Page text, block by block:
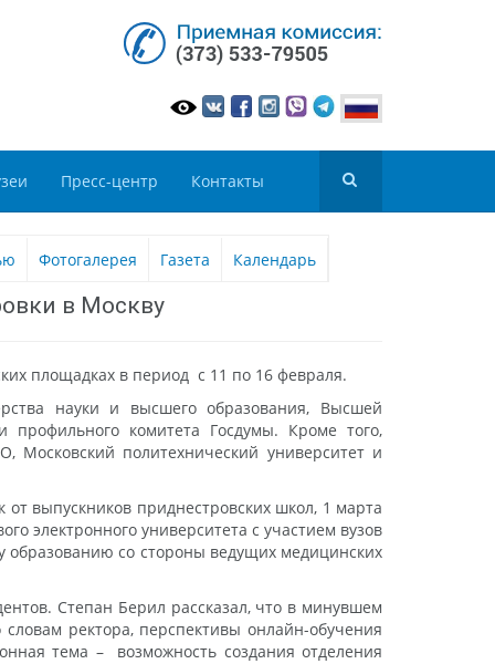
Пресс-центр Контакты
Фотогалерея Газета Календарь
в Москву
площадках в период с 11 по 16 февраля.
науки и высшего образования, Высшей
профильного комитета Госдумы. Кроме того,
Московский политехнический университет и
от выпускников приднестровских школ, 1 марта
электронного университета с участием вузов
со стороны ведущих медицинских
Степан Берил рассказал, что в минувшем
ректора, перспективы онлайн-обучения
тема – возможность создания отделения